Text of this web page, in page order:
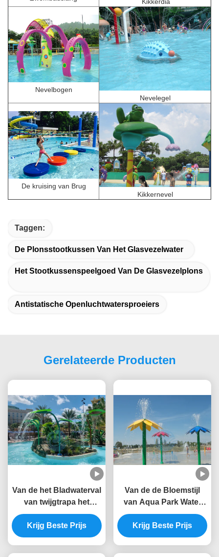
Nevelbogen
Nevelegel
De kruising van Brug
Kikkernevel
Taggen:
De Plonsstootkussen Van Het Glasvezelwater
Het Stootkussenspeelgoed Van De Glasvezelplons
Antistatische Openluchtwatersproeiers
Gerelateerde Producten
Van de het Bladwaterval
van twijgtrapa het
Zwembadfontein SS 304
voor Plonspark
Krijg Beste Prijs
Van de de Bloemstijl
van Aqua Park Water
Splash Pad de
Kleurrijke Fontein van
het het Waterpark 3.0m
Krijg Beste Prijs